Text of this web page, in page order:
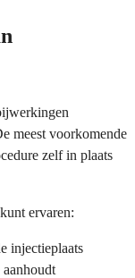
meest voorkomende
zelf in plaats
ervaren:
injectieplaats